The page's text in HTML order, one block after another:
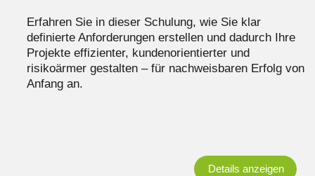
Erfahren Sie in dieser Schulung, wie Sie klar
definierte Anforderungen erstellen und dadurch Ihre
Projekte effizienter, kundenorientierter und
risikoärmer gestalten – für nachweisbaren Erfolg von
Anfang an.
Details anzeigen